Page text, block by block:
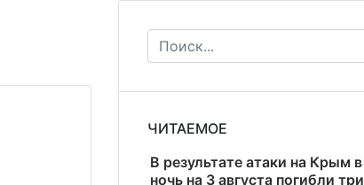
ЧИТАЕМОЕ
В результате атаки на Крым в
ночь на 3 августа погибли три